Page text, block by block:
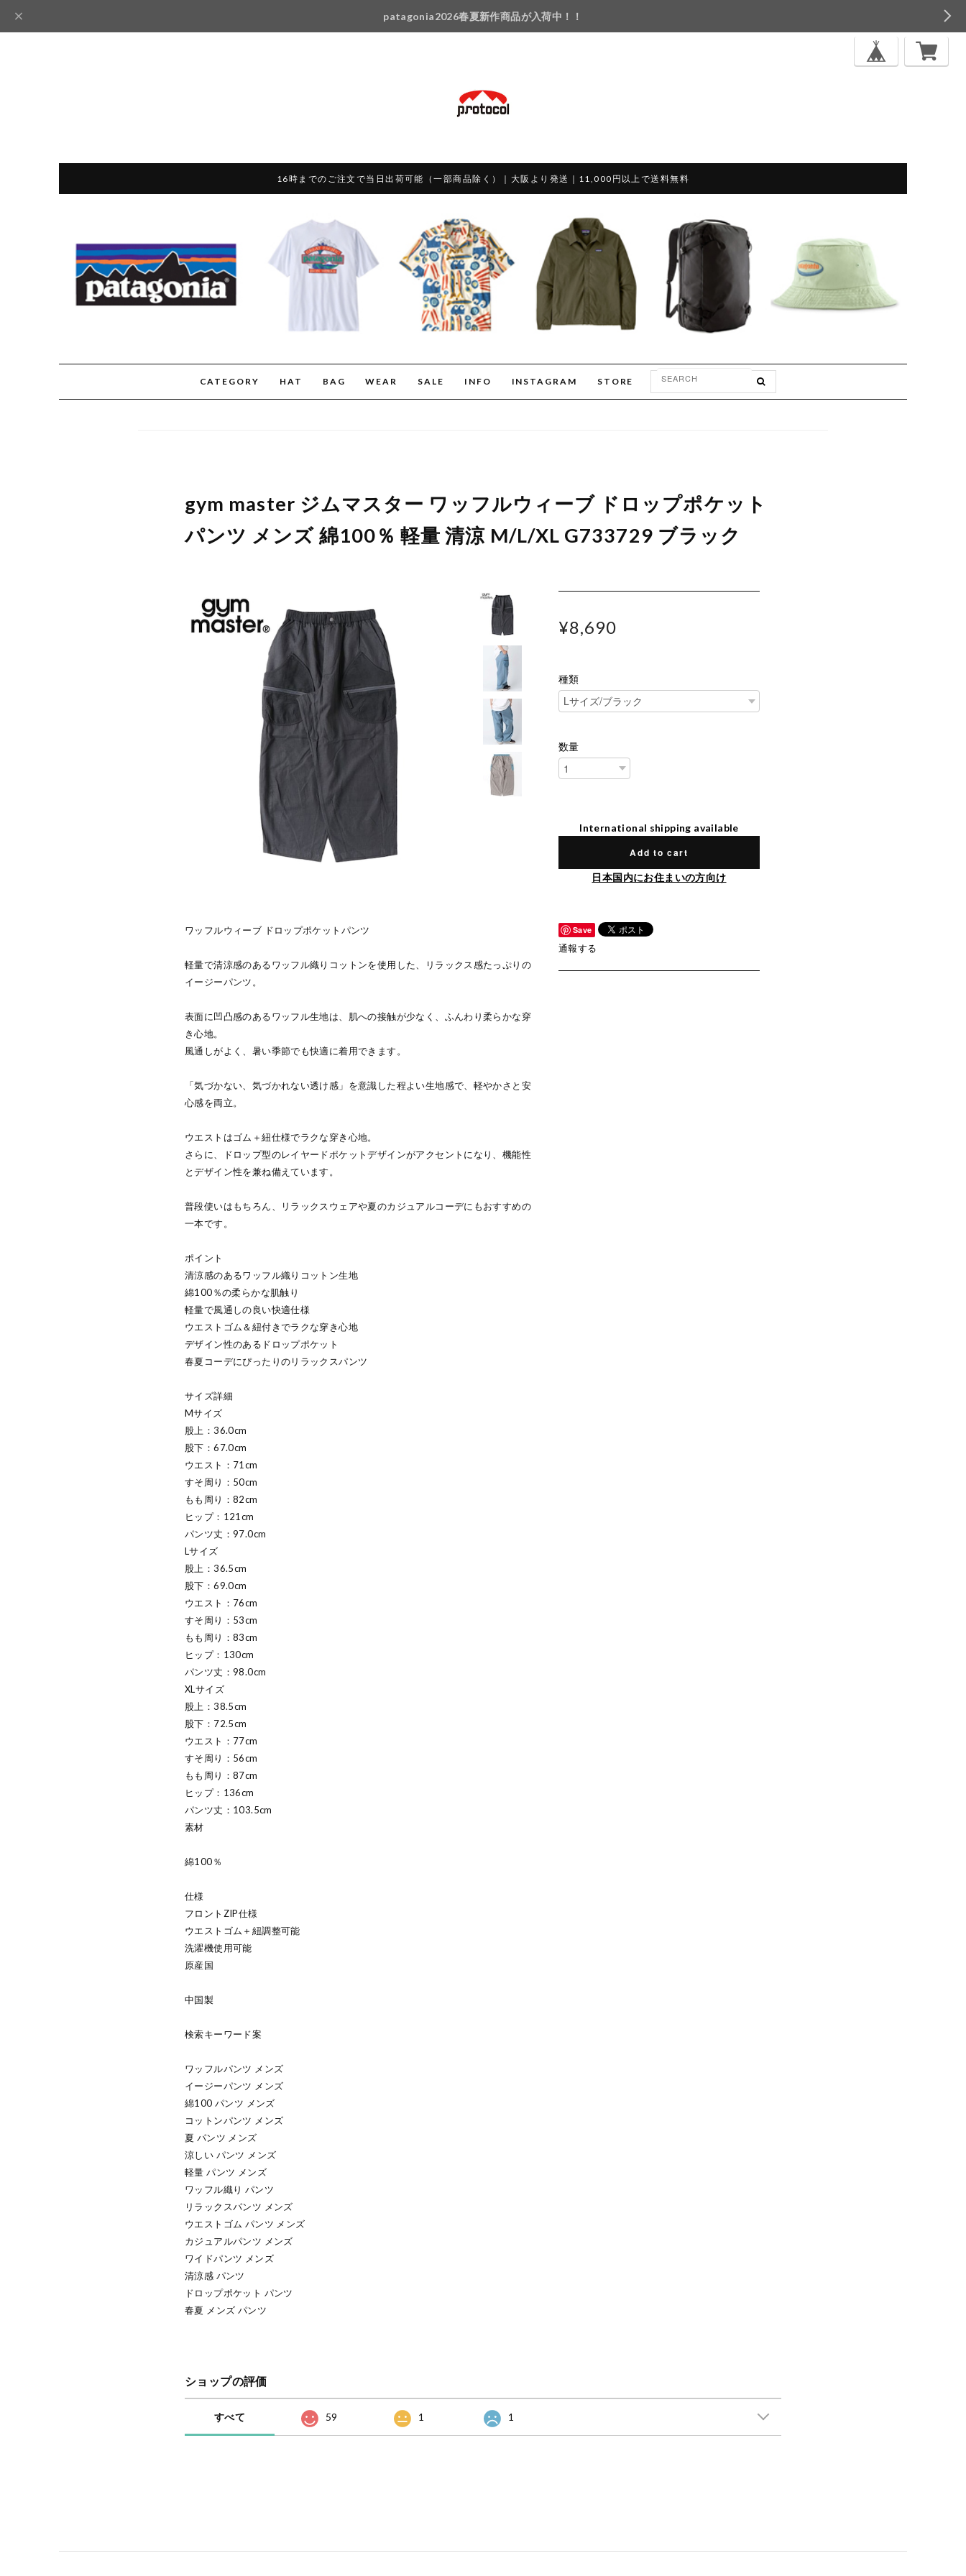
patagonia2026春夏新作商品が入荷中！！
16時までのご注文で当日出荷可能（一部商品除く）｜大阪より発送｜11,000円以上で送料無料
CATEGORY HAT BAG WEAR SALE INFO INSTAGRAM STORE
gym master ジムマスター ワッフルウィーブ ドロップポケット
パンツ メンズ 綿100％ 軽量 清涼 M/L/XL G733729 ブラック
ワッフルウィーブ ドロップポケットパンツ
軽量で清涼感のあるワッフル織りコットンを使用した、リラックス感たっぷりの
イージーパンツ。
表面に凹凸感のあるワッフル生地は、肌への接触が少なく、ふんわり柔らかな穿
き心地。
風通しがよく、暑い季節でも快適に着用できます。
「気づかない、気づかれない透け感」を意識した程よい生地感で、軽やかさと安
心感を両立。
ウエストはゴム＋紐仕様でラクな穿き心地。
さらに、ドロップ型のレイヤードポケットデザインがアクセントになり、機能性
とデザイン性を兼ね備えています。
普段使いはもちろん、リラックスウェアや夏のカジュアルコーデにもおすすめの
一本です。
ポイント
清涼感のあるワッフル織りコットン生地
綿100％の柔らかな肌触り
軽量で風通しの良い快適仕様
ウエストゴム＆紐付きでラクな穿き心地
デザイン性のあるドロップポケット
春夏コーデにぴったりのリラックスパンツ
サイズ詳細
Mサイズ
股上：36.0cm
股下：67.0cm
ウエスト：71cm
すそ周り：50cm
もも周り：82cm
ヒップ：121cm
パンツ丈：97.0cm
Lサイズ
股上：36.5cm
股下：69.0cm
ウエスト：76cm
すそ周り：53cm
もも周り：83cm
ヒップ：130cm
パンツ丈：98.0cm
XLサイズ
股上：38.5cm
股下：72.5cm
ウエスト：77cm
すそ周り：56cm
もも周り：87cm
ヒップ：136cm
パンツ丈：103.5cm
素材
綿100％
仕様
フロントZIP仕様
ウエストゴム＋紐調整可能
洗濯機使用可能
原産国
中国製
検索キーワード案
ワッフルパンツ メンズ
イージーパンツ メンズ
綿100 パンツ メンズ
コットンパンツ メンズ
夏 パンツ メンズ
涼しい パンツ メンズ
軽量 パンツ メンズ
ワッフル織り パンツ
リラックスパンツ メンズ
ウエストゴム パンツ メンズ
カジュアルパンツ メンズ
ワイドパンツ メンズ
清涼感 パンツ
ドロップポケット パンツ
春夏 メンズ パンツ
¥8,690
種類
数量
International shipping available
Add to cart
日本国内にお住まいの方向け
Save
通報する
ショップの評価
すべて 59 1 1